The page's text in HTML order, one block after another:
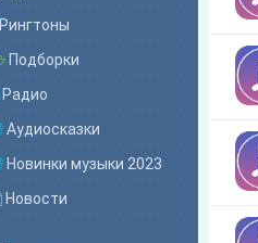
Рингтоны
Подборки
Радио
Аудиосказки
Новинки музыки 2023
Новости